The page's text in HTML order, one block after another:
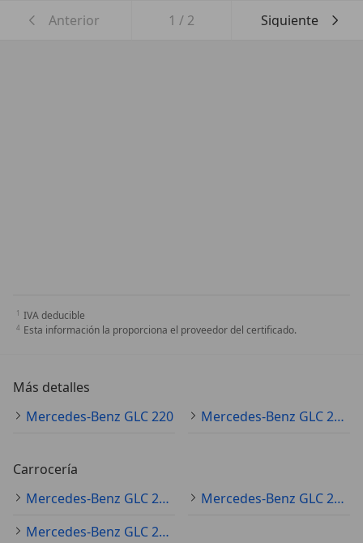
Anterior 1 / 2 Siguiente
IVA deducible
Esta información la proporciona el proveedor del certificado.
Más detalles
Mercedes-Benz GLC 220
Mercedes-Benz GLC 220 Especificaciones técnicas
Carrocería
Mercedes-Benz GLC 220 SUV/4x4/pickup
Mercedes-Benz GLC 220 coupé
Mercedes-Benz GLC 220 sedán